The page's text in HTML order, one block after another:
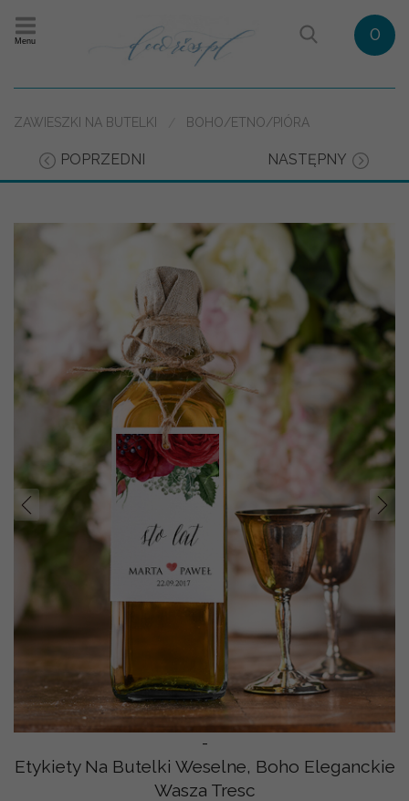
Menu 0
ZAWIESZKI NA BUTELKI BOHO/ETNO/PIÓRA
POPRZEDNI NASTĘPNY
-
Prev
Etykiety Na Butelki Weselne, Boho Eleganckie
Wasza Tresc